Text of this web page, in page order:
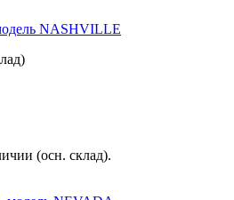
NASHVILLE
(осн. склад).